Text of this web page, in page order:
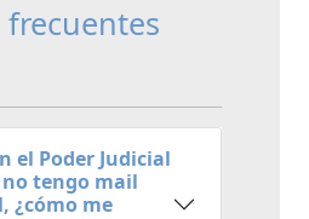
el Poder Judicial
no tengo mail
¿cómo me